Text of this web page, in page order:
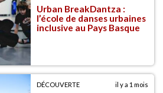
Urban BreakDantza :
l’école de danses urbaines
inclusive au Pays Basque
DÉCOUVERTE il y a 1 mois